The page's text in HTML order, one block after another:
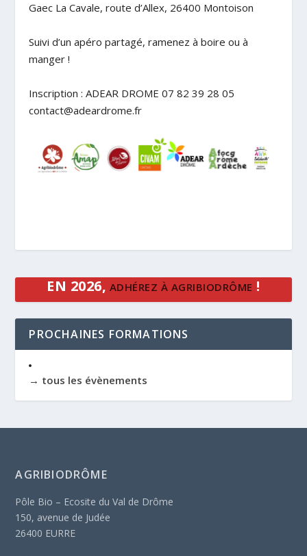
Gaec La Cavale, route d’Allex, 26400 Montoison
Suivi d’un apéro partagé, ramenez à boire ou à
manger !
Inscription : ADEAR DROME 07 82 39 28 05
contact@adeardrome.fr
EN 2026, ADHÉREZ À AGRIBIODRÔME !
PROCHAINES FORMATIONS
→ tous les évènements
AGRIBIODRÔME
Pôle Bio – Ecosite du Val de Drôme
150, avenue de Judée
26400 EURRE